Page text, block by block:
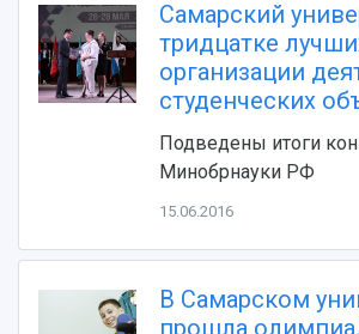
Устойчивое развитие
Кампус
3D-тур по университету
Учебный аэродром
Центр истории авиационных
Ботанический сад
Международный
Сведения об
Противодействие COVID-19
Журналы Самарского
Научные конференции
Патенты
Публикации и издания
Самарский
тридцатке
организации
студенческих
Подведены итоги
Минобрнауки РФ
15.06.2016
В Самарском